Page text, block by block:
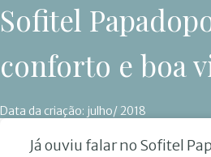
Sofitel
conforto e boa
Data da criação: julho/ 2018
Já ouviu falar no Sofitel